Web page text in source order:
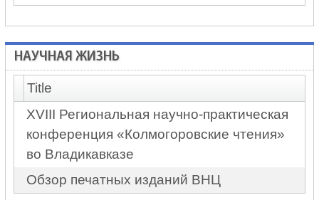
НАУЧНАЯ ЖИЗНЬ
Title
XVIII Региональная научно-практическая
конференция «Колмогоровские чтения»
во Владикавказе
Обзор печатных изданий ВНЦ